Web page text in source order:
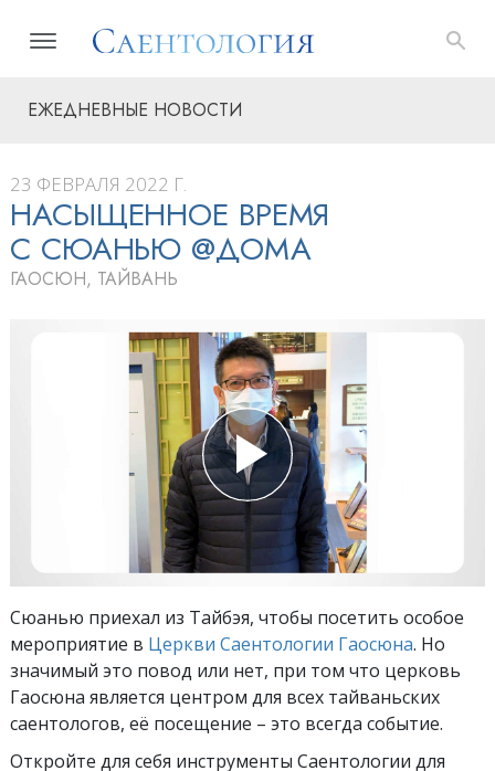
ЕЖЕДНЕВНЫЕ НОВОСТИ
23 ФЕВРАЛЯ 2022 Г.
НАСЫЩЕННОЕ ВРЕМЯ
С СЮАНЬЮ @ДОМА
ГАОСЮН, ТАЙВАНЬ
Сюанью приехал из Тайбэя, чтобы посетить особое
мероприятие в Церкви Саентологии Гаосюна. Но
значимый это повод или нет, при том что церковь
Гаосюна является центром для всех тайваньских
саентологов, её посещение – это всегда событие.
Откройте для себя инструменты Саентологии для